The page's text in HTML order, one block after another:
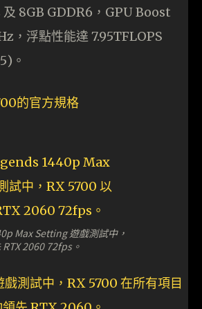
8GB GDDR6，GPU Boost
，浮點性能達 7.95TFLOPS
。
Max Setting 遊戲測試中，
2060 72fps。